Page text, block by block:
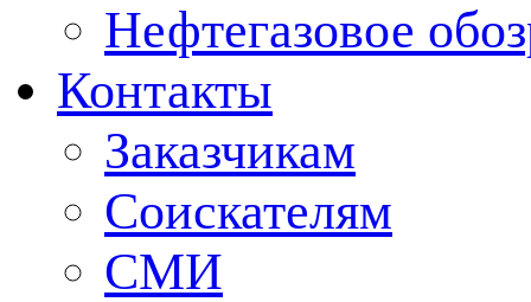
Нефтегазовое
Контакты
Заказчикам
Соискателям
СМИ